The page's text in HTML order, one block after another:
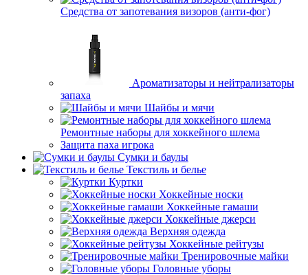
Средства от запотевания визоров (анти-фог)
Ароматизаторы и нейтрализаторы
запаха
Шайбы и мячи
Ремонтные наборы для хоккейного шлема
Защита паха игрока
Сумки и баулы
Текстиль и белье
Куртки
Хоккейные носки
Хоккейные гамаши
Хоккейные джерси
Верхняя одежда
Хоккейные рейтузы
Тренировочные майки
Головные уборы